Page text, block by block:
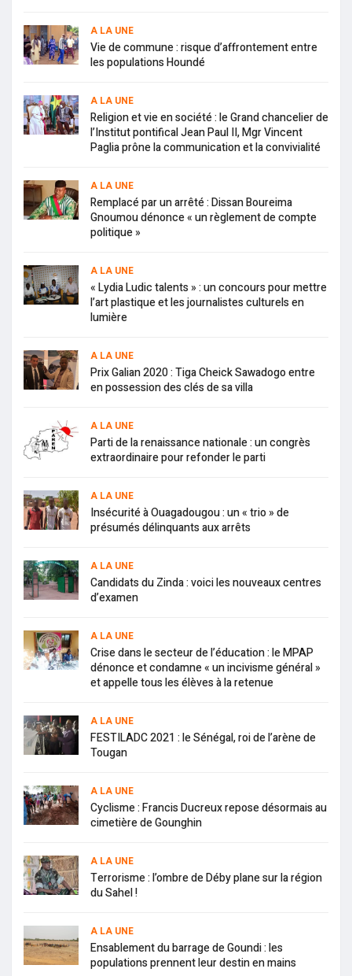
A LA UNE
Vie de commune : risque d’affrontement entre
les populations Houndé
A LA UNE
Religion et vie en société : le Grand chancelier de
l’Institut pontifical Jean Paul II, Mgr Vincent
Paglia prône la communication et la convivialité
A LA UNE
Remplacé par un arrêté : Dissan Boureima
Gnoumou dénonce « un règlement de compte
politique »
A LA UNE
« Lydia Ludic talents » : un concours pour mettre
l’art plastique et les journalistes culturels en
lumière
A LA UNE
Prix Galian 2020 : Tiga Cheick Sawadogo entre
en possession des clés de sa villa
A LA UNE
Parti de la renaissance nationale : un congrès
extraordinaire pour refonder le parti
A LA UNE
Insécurité à Ouagadougou : un « trio » de
présumés délinquants aux arrêts
A LA UNE
Candidats du Zinda : voici les nouveaux centres
d’examen
A LA UNE
Crise dans le secteur de l’éducation : le MPAP
dénonce et condamne « un incivisme général »
et appelle tous les élèves à la retenue
A LA UNE
FESTILADC 2021 : le Sénégal, roi de l’arène de
Tougan
A LA UNE
Cyclisme : Francis Ducreux repose désormais au
cimetière de Gounghin
A LA UNE
Terrorisme : l’ombre de Déby plane sur la région
du Sahel !
A LA UNE
Ensablement du barrage de Goundi : les
populations prennent leur destin en mains